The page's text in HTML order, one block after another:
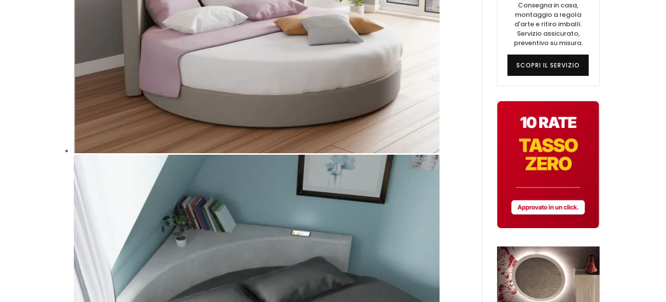
Consegna in casa,
montaggio a regola
d'arte e ritiro imballi.
Servizio assicurato,
preventivo su misura.
SCOPRI IL SERVIZIO